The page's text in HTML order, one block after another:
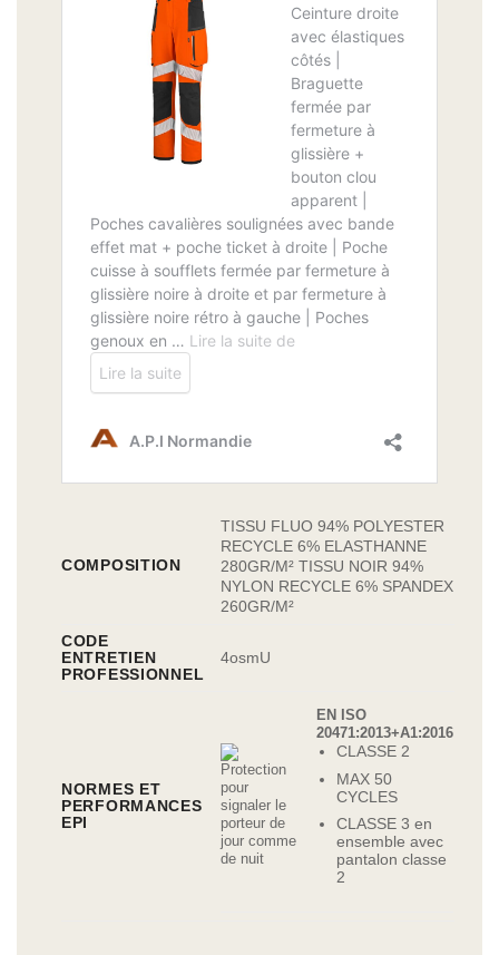
COMPOSITION
TISSU FLUO 94% POLYESTER
RECYCLE 6% ELASTHANNE
280GR/M² TISSU NOIR 94%
NYLON RECYCLE 6% SPANDEX
260GR/M²
CODE
ENTRETIEN
PROFESSIONNEL
4osmU
NORMES ET
PERFORMANCES
EPI
EN ISO
20471:2013+A1:2016
CLASSE 2
MAX 50
CYCLES
CLASSE 3 en
ensemble avec
pantalon classe
2